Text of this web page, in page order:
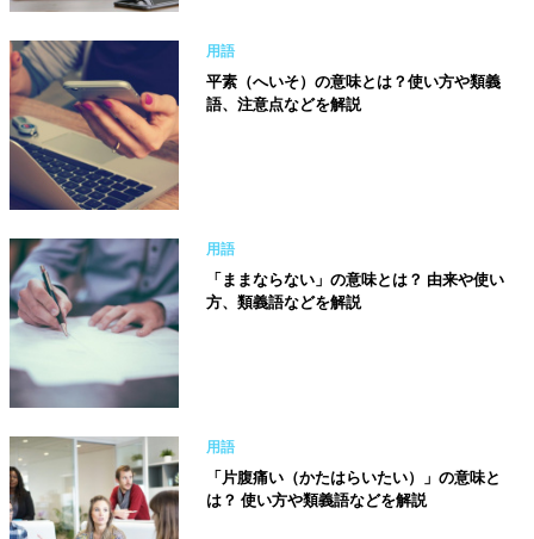
用語
平素（へいそ）の意味とは？使い方や類義
語、注意点などを解説
用語
「ままならない」の意味とは？ 由来や使い
方、類義語などを解説
用語
「片腹痛い（かたはらいたい）」の意味と
は？ 使い方や類義語などを解説